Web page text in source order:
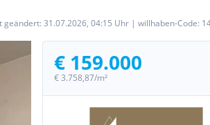
geändert: 31.07.2026, 04:15 Uhr | willhaben-Code:
€ 159.000
€ 3.758,87/m²